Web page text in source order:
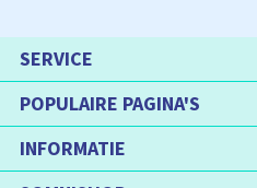
SERVICE
POPULAIRE PAGINA'S
INFORMATIE